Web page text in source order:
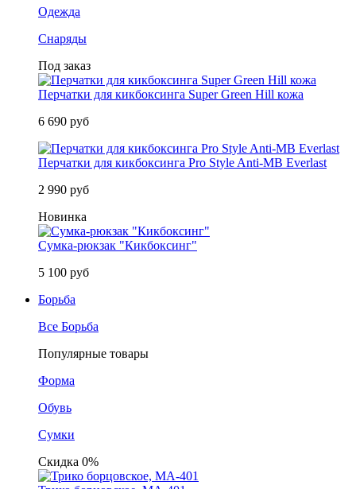
Одежда
Снаряды
Под заказ
Перчатки для кикбоксинга Super Green Hill кожа
6 690 руб
Перчатки для кикбоксинга Pro Style Anti-MB Everlast
2 990 руб
Новинка
Сумка-рюкзак "Кикбоксинг"
5 100 руб
Борьба
Все Борьба
Популярные товары
Форма
Обувь
Сумки
Скидка 0%